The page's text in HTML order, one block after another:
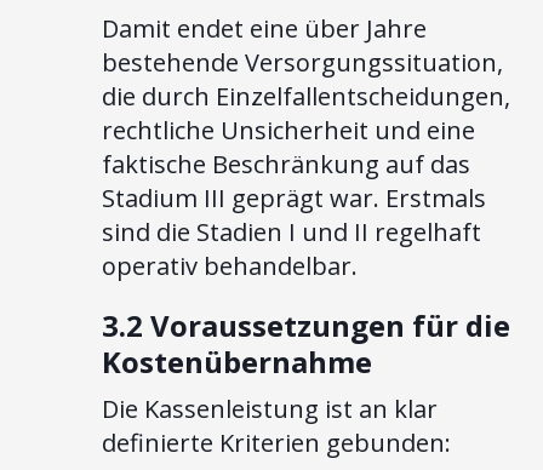
Damit endet eine über Jahre
bestehende Versorgungssituation,
die durch Einzelfallentscheidungen,
rechtliche Unsicherheit und eine
faktische Beschränkung auf das
Stadium III geprägt war. Erstmals
sind die Stadien I und II regelhaft
operativ behandelbar.
3.2 Voraussetzungen für die
Kostenübernahme
Die Kassenleistung ist an klar
definierte Kriterien gebunden: